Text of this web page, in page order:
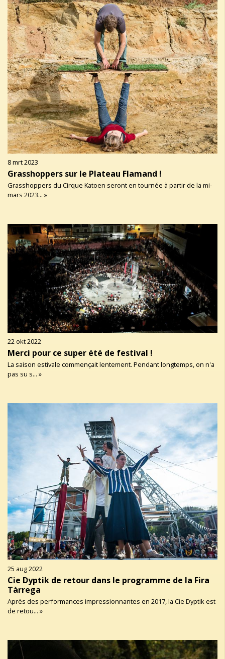
8 mrt 2023
Grasshoppers sur le Plateau Flamand !
Grasshoppers du Cirque Katoen seront en tournée à partir de la mi-
mars 2023... »
22 okt 2022
Merci pour ce super été de festival !
La saison estivale commençait lentement. Pendant longtemps, on n'a
pas su s... »
25 aug 2022
Cie Dyptik de retour dans le programme de la Fira
Tàrrega
Après des performances impressionnantes en 2017, la Cie Dyptik est
de retou... »